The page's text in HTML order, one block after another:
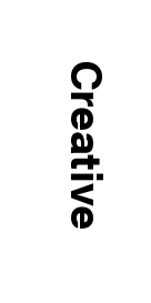
Creative